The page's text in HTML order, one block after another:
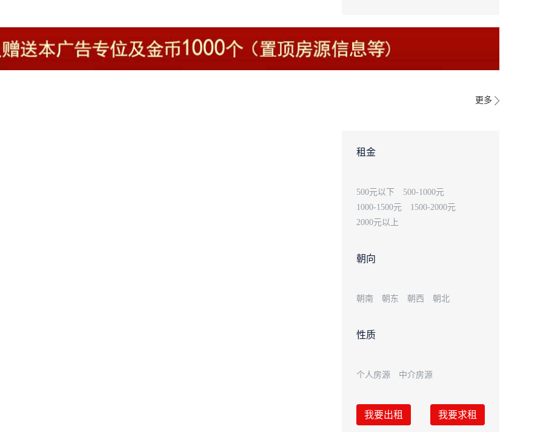
更多
租金
500元以下
500-1000元
1000-1500元
1500-2000元
2000元以上
朝向
朝南 朝东 朝西 朝北
性质
个人房源 中介房源
我要出租 我要求租